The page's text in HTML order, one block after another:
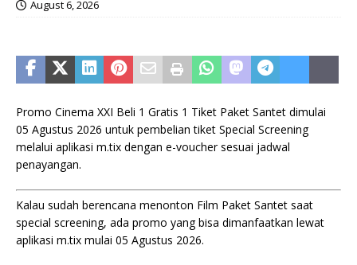
August 6, 2026
Promo Cinema XXI Beli 1 Gratis 1 Tiket Paket Santet dimulai
05 Agustus 2026 untuk pembelian tiket Special Screening
melalui aplikasi m.tix dengan e-voucher sesuai jadwal
penayangan.
Kalau sudah berencana menonton Film Paket Santet saat
special screening, ada promo yang bisa dimanfaatkan lewat
aplikasi m.tix mulai 05 Agustus 2026.